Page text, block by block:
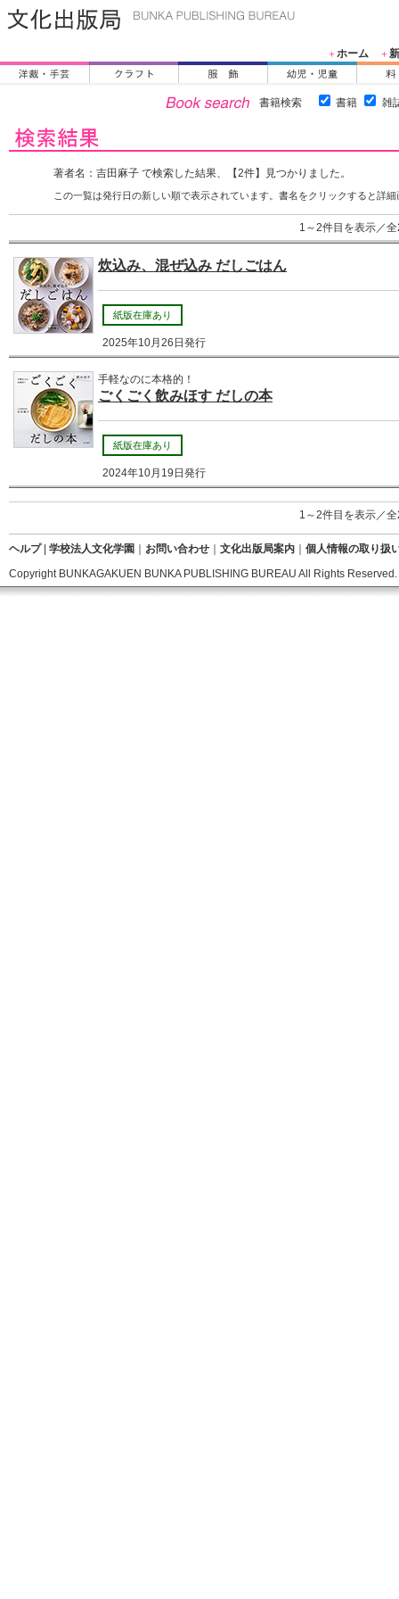
＋ホーム ＋
書籍検索 書籍 雑
著者名：吉田麻子 で検索した結果、【2件】見つかりました。
この一覧は発行日の新しい順で表示されています。書名をクリックすると詳
1～2件目を表示／
炊込み、混ぜ込み だしごはん
紙版在庫あり
2025年10月26日発行
手軽なのに本格的！
ごくごく飲みほす だしの本
紙版在庫あり
2024年10月19日発行
1～2件目を表示／
ヘルプ| 学校法人文化学園 お問い合わせ 文化出版局案内
個人情報の取り扱
Copyright BUNKAGAKUEN BUNKA PUBLISHING BUREAU All Rights Reserved.